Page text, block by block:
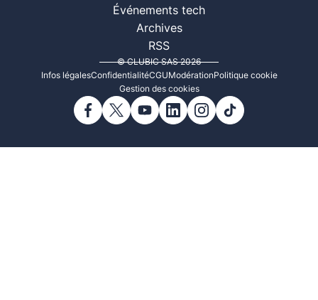
Événements tech
Archives
RSS
© CLUBIC SAS 2026
Infos légalesConfidentialitéCGUModérationPolitique cookie
Gestion des cookies